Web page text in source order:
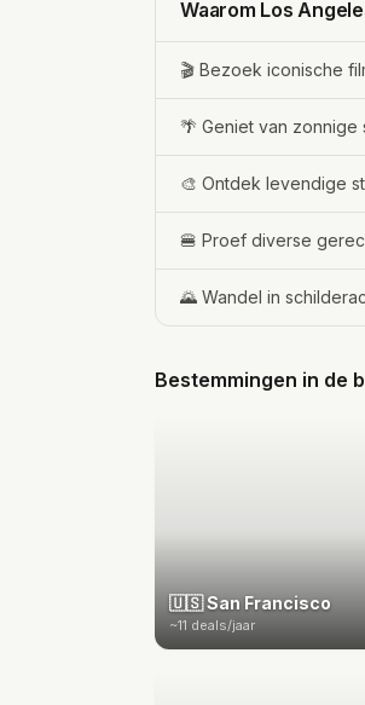
Waarom Los
🎬 Bezoek iconische
🌴 Geniet van zonnige
🎨 Ontdek levendige
🍔 Proef diverse
🌄 Wandel in
Bestemmingen in de
🇺🇸 San Francisco
~11 deals/jaar